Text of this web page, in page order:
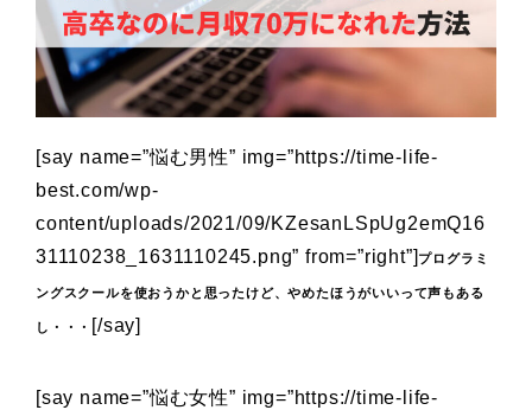
[say name=”悩む男性” img=”https://time-life-
best.com/wp-
content/uploads/2021/09/KZesanLSpUg2emQ16
31110238_1631110245.png” from=”right”] プログラミ
ングスクールを使おうかと思ったけど、やめたほうがいいって声もある
し・・・ [/say]
[say name=”悩む女性” img=”https://time-life-